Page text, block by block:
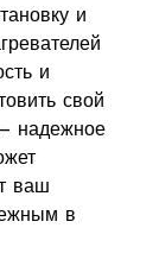
и
и
свой
надежное
ваш
в